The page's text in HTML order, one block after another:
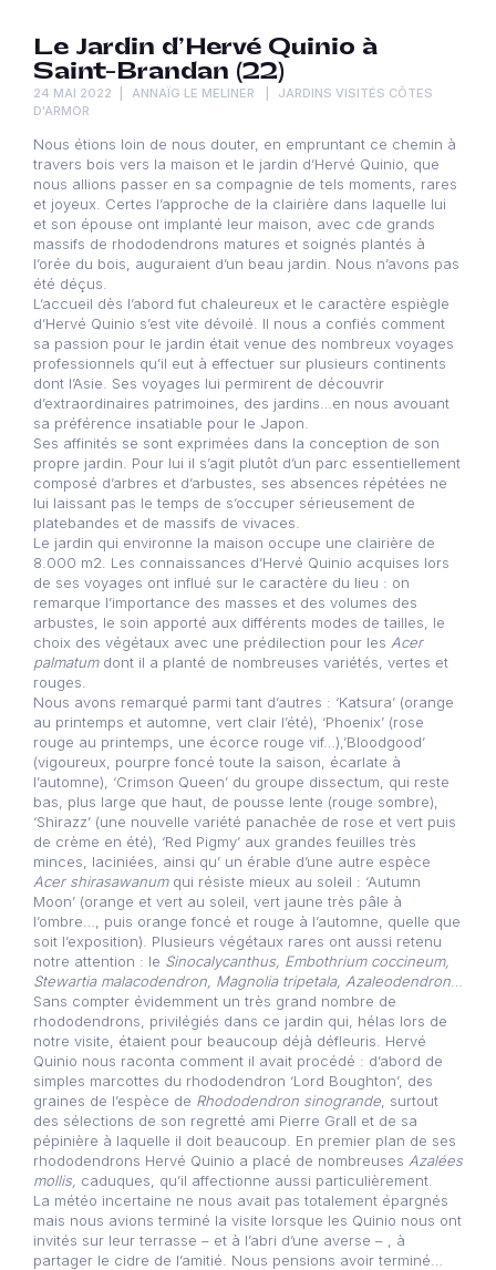
Le Jardin d’Hervé Quinio à
Saint-Brandan (22)
24 MAI 2022 ANNAÏG LE MELINER
JARDINS VISITÉS CÔTES
D'ARMOR
Nous étions loin de nous douter, en empruntant ce chemin à
travers bois vers la maison et le jardin d’Hervé Quinio, que
nous allions passer en sa compagnie de tels moments, rares
et joyeux. Certes l’approche de la clairière dans laquelle lui
et son épouse ont implanté leur maison, avec cde grands
massifs de rhododendrons matures et soignés plantés à
l’orée du bois, auguraient d’un beau jardin. Nous n’avons pas
été déçus.
L’accueil dès l’abord fut chaleureux et le caractère espiègle
d’Hervé Quinio s’est vite dévoilé. Il nous a confiés comment
sa passion pour le jardin était venue des nombreux voyages
professionnels qu’il eut à effectuer sur plusieurs continents
dont l’Asie. Ses voyages lui permirent de découvrir
d’extraordinaires patrimoines, des jardins…en nous avouant
sa préférence insatiable pour le Japon.
Ses affinités se sont exprimées dans la conception de son
propre jardin. Pour lui il s’agit plutôt d’un parc essentiellement
composé d’arbres et d’arbustes, ses absences répétées ne
lui laissant pas le temps de s’occuper sérieusement de
platebandes et de massifs de vivaces.
Le jardin qui environne la maison occupe une clairière de
8.000 m2. Les connaissances d’Hervé Quinio acquises lors
de ses voyages ont influé sur le caractère du lieu : on
remarque l’importance des masses et des volumes des
arbustes, le soin apporté aux différents modes de tailles, le
choix des végétaux avec une prédilection pour les Acer
palmatumdont il a planté de nombreuses variétés, vertes et
rouges.
Nous avons remarqué parmi tant d’autres : ‘Katsura’ (orange
au printemps et automne, vert clair l’été), ‘Phoenix’ (rose
rouge au printemps, une écorce rouge vif…),’Bloodgood’
(vigoureux, pourpre foncé toute la saison, écarlate à
l’automne), ‘Crimson Queen’ du groupe dissectum, qui reste
bas, plus large que haut, de pousse lente (rouge sombre),
‘Shirazz’ (une nouvelle variété panachée de rose et vert puis
de crème en été), ‘Red Pigmy’ aux grandes feuilles très
minces, laciniées, ainsi qu’ un érable d’une autre espèce
Acer shirasawanumqui résiste mieux au soleil : ‘Autumn
Moon’ (orange et vert au soleil, vert jaune très pâle à
l’ombre…, puis orange foncé et rouge à l’automne, quelle que
soit l’exposition). Plusieurs végétaux rares ont aussi retenu
notre attention : le Sinocalycanthus, Embothrium coccineum,
Stewartia malacodendron, Magnolia tripetala, Azaleodendron
Sans compter évidemment un très grand nombre de
rhododendrons, privilégiés dans ce jardin qui, hélas lors de
notre visite, étaient pour beaucoup déjà défleuris. Hervé
Quinio nous raconta comment il avait procédé : d’abord de
simples marcottes du rhododendron ‘Lord Boughton’, des
graines de l’espèce de Rhododendron sinogrande , surtout
des sélections de son regretté ami Pierre Grall et de sa
pépinière à laquelle il doit beaucoup. En premier plan de ses
rhododendrons Hervé Quinio a placé de nombreuses Azalées
mollis, caduques, qu’il affectionne aussi particulièrement.
La météo incertaine ne nous avait pas totalement épargnés
mais nous avions terminé la visite lorsque les Quinio nous ont
invités sur leur terrasse – et à l’abri d’une averse – , à
partager le cidre de l’amitié. Nous pensions avoir terminé…